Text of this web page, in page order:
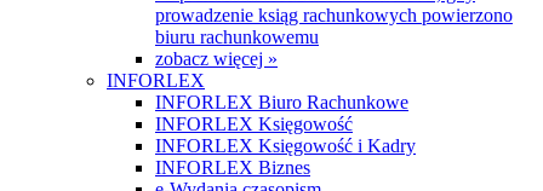
prowadzenie ksiąg rachunkowych powierzono
biuru rachunkowemu
zobacz więcej »
INFORLEX
INFORLEX Biuro Rachunkowe
INFORLEX Księgowość
INFORLEX Księgowość i Kadry
INFORLEX Biznes